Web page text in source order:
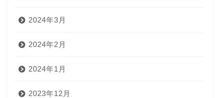
2024年3月
2024年2月
2024年1月
2023年12月